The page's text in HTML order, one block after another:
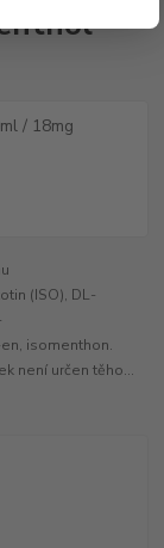
-
(ISO), DL-
isomenthon.
není určen těho...